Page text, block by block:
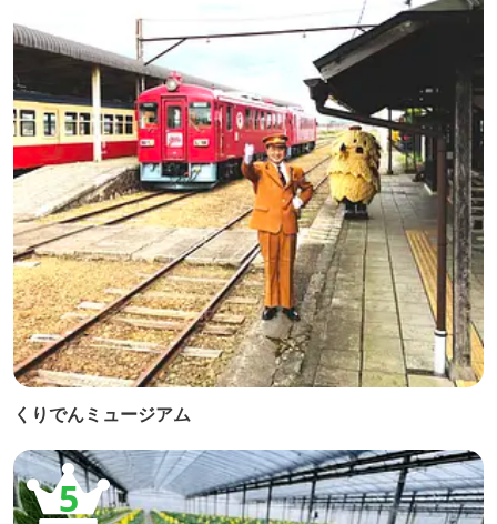
くりでんミュージアム
5